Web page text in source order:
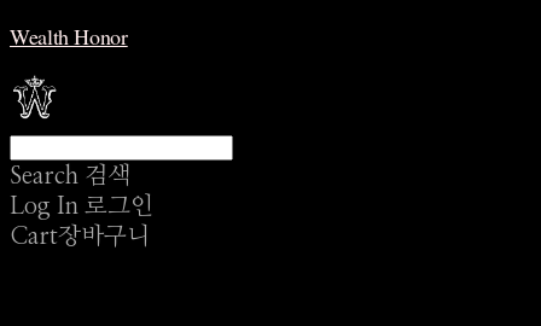
Wealth Honor
Search 검색
Log In 로그인
Cart장바구니